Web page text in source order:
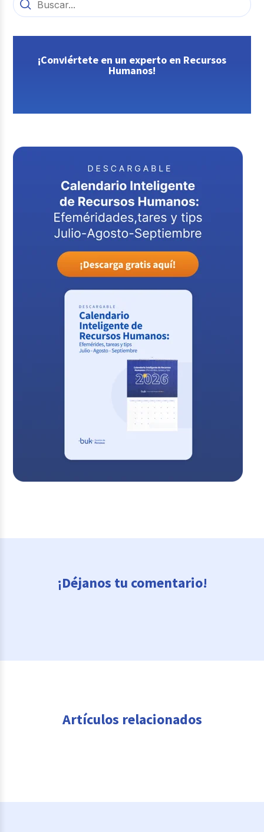
¡Conviértete en un experto en Recursos
Humanos!
¡Déjanos tu comentario!
Artículos relacionados